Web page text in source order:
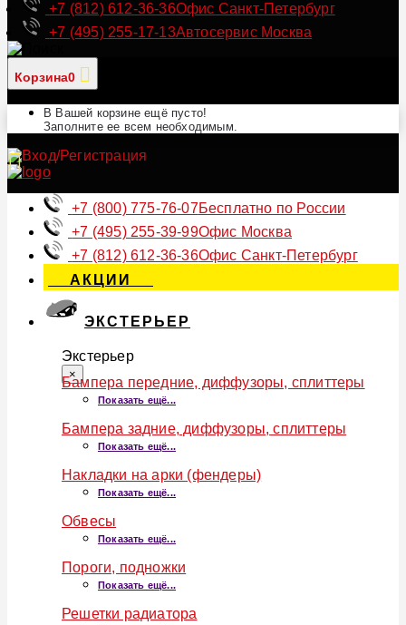
+7 (812) 612-36-36Офис Санкт-Петербург
+7 (495) 255-17-13Автосервис Москва
Корзина0
В Вашей корзине ещё пусто!
Заполните ее всем необходимым.
+7 (800) 775-76-07Бесплатно по России
+7 (495) 255-39-99Офис Москва
+7 (812) 612-36-36Офис Санкт-Петербург
АКЦИИ
ЭКСТЕРЬЕР
Экстерьер
×
Бампера передние, диффузоры, сплиттеры
Показать ещё...
Бампера задние, диффузоры, сплиттеры
Показать ещё...
Накладки на арки (фендеры)
Показать ещё...
Обвесы
Показать ещё...
Пороги, подножки
Показать ещё...
Решетки радиатора